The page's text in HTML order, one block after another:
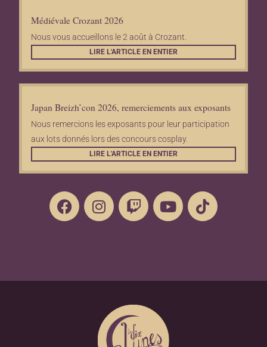
Médiévale Crozant 2026
Nous vous accueillons le 2 août à Crozant.
LIRE L'ARTICLE EN ENTIER
Japan Breizh’con 2026, remerciements aux exposants
Nous remercions les exposants pour leur participation
aux lots donnés lors des concours cosplay.
LIRE L'ARTICLE EN ENTIER